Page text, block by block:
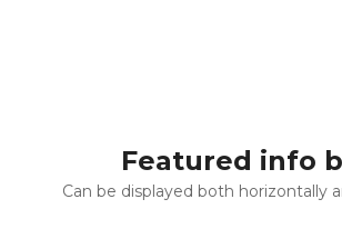
Featured info
Can be displayed both horizontally